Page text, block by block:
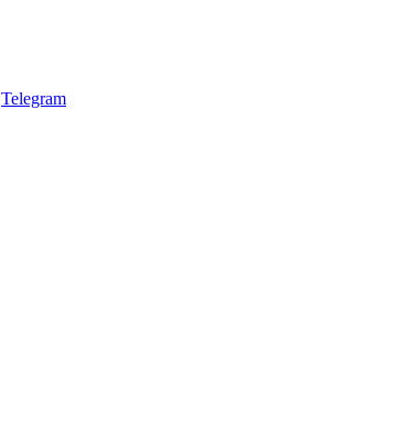
Telegram